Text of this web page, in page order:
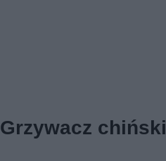
Grzywacz chiński